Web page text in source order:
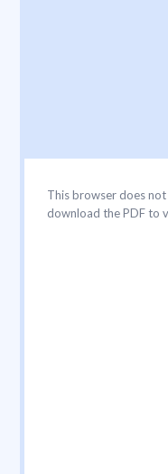
This browser does
download the PDF to